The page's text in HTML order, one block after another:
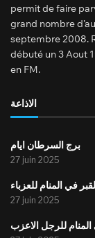
permit de faire
grand nombre
septembre 2008.
débuté un 3 Aout
en FM.
الاذاعة
برج السرطان ايام
27 juin 2025
في المنام للعزباء
27 juin 2025
للرجل الاعزب